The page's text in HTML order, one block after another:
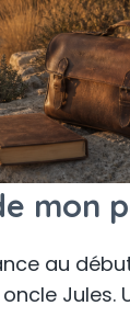
mon
au